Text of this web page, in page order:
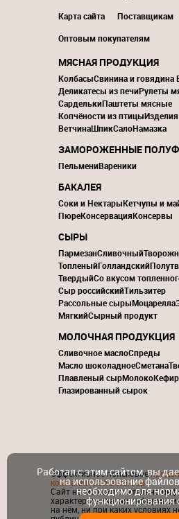
Карта сайта
Поставщикам
Оптовым покупателям
МЯСНАЯ ПРОДУКЦИЯ
КолбасыСвинина и говядина
Деликатесы из печиРулеты
СарделькиПаштеты мясные
Копчёности из птицы
ВетчинаШпикСалоНамазка
ЗАМОРОЖЕННЫЕ
ПельмениВареники
БАКАЛЕЯ
Соки и НектарыКетчупы и
ПюреКонсервацияКонсервы
СЫРЫ
ПармезанСливочный
ТопленыйГолландский
ТвердыйСо вкусом
Сыр российскийТильзитер
Рассольные сырыМоцарелла
МягкийСырный продукт
МОЛОЧНАЯ ПРОДУКЦИЯ
Сливочное маслоСпреды
Масло шоколадноеСметана
Плавленый сырМолокоКефир
Глазированный сырок
Эффективное поисковое
компании ContactGroup
Сайт носит исключительно
характер и никакая
на нём, ни при каких условиях
Работая с этим сайтом, вы
на использование
необходимо для
функционирования